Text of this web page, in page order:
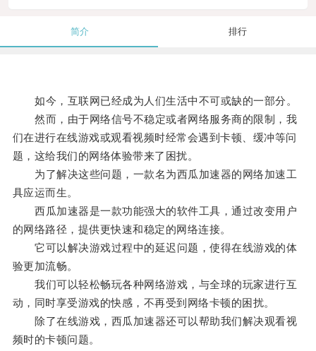
简介 排行
如今，互联网已经成为人们生活中不可或缺的一部分。
然而，由于网络信号不稳定或者网络服务商的限制，我
们在进行在线游戏或观看视频时经常会遇到卡顿、缓冲等问
题，这给我们的网络体验带来了困扰。
为了解决这些问题，一款名为西瓜加速器的网络加速工
具应运而生。
西瓜加速器是一款功能强大的软件工具，通过改变用户
的网络路径，提供更快速和稳定的网络连接。
它可以解决游戏过程中的延迟问题，使得在线游戏的体
验更加流畅。
我们可以轻松畅玩各种网络游戏，与全球的玩家进行互
动，同时享受游戏的快感，不再受到网络卡顿的困扰。
除了在线游戏，西瓜加速器还可以帮助我们解决观看视
频时的卡顿问题。